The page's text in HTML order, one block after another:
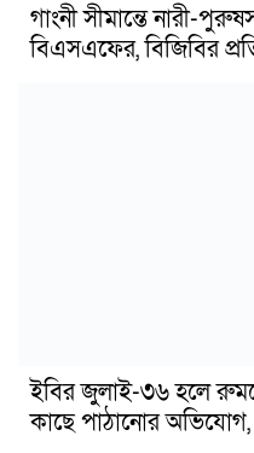
গাংনী সীমান্তে নারী-
বিএসএফের, বিজিবির
ইবির জুলাই-৩৬ হলে
কাছে পাঠানোর অভিযোগ,